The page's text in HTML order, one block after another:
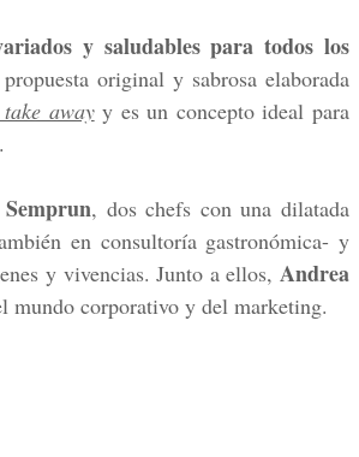
y saludables para todos los
original y sabrosa elaborada
away y es un concepto ideal para
, dos chefs con una dilatada
en consultoría gastronómica- y
y vivencias. Junto a ellos, Andrea
mundo corporativo y del marketing.